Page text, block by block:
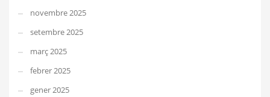
novembre 2025
setembre 2025
març 2025
febrer 2025
gener 2025